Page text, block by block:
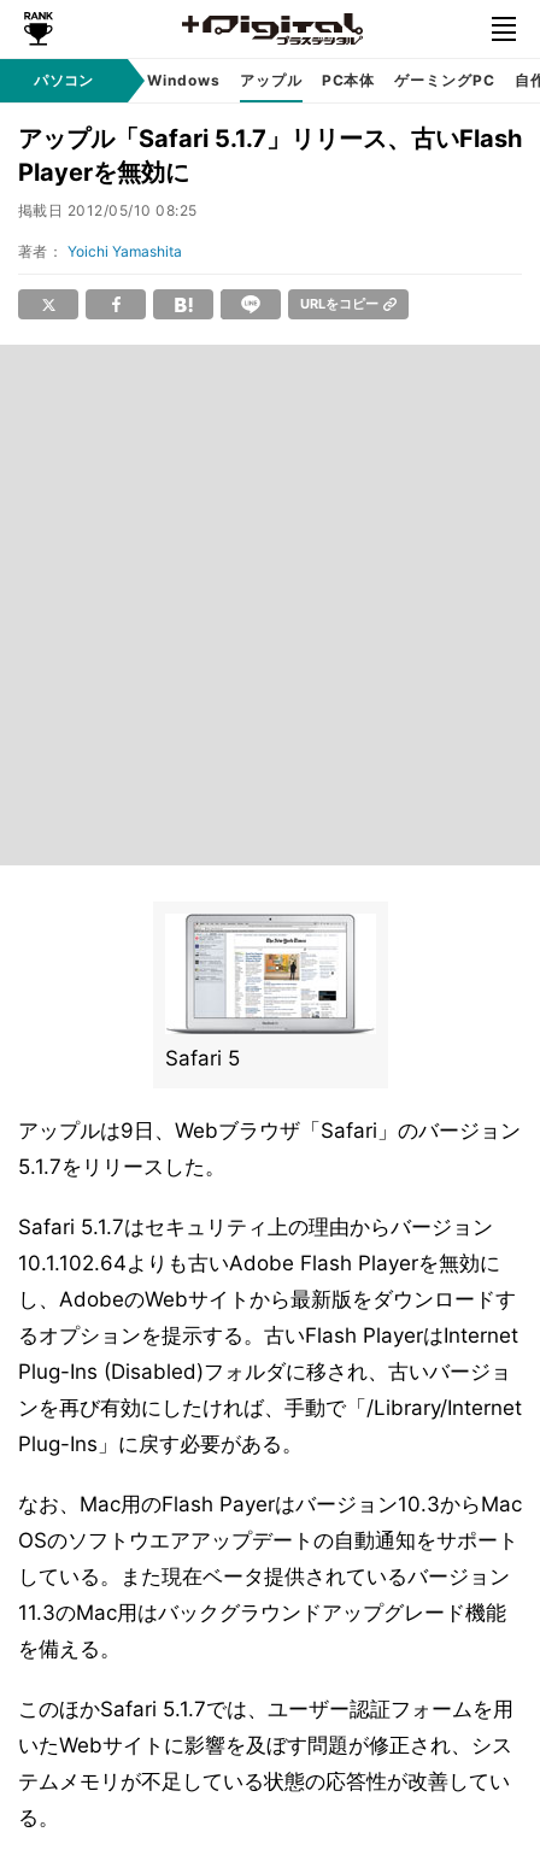
パソコン Windows アップル PC本体 ゲーミングPC 自
アップル「Safari 5.1.7」リリース、古いFlash
Playerを無効に
掲載日 2012/05/10 08:25
著者： Yoichi Yamashita
URLをコピー
Safari 5
アップルは9日、Webブラウザ「Safari」のバージョン
5.1.7をリリースした。
Safari 5.1.7はセキュリティ上の理由からバージョン
10.1.102.64よりも古いAdobe Flash Playerを無効に
し、AdobeのWebサイトから最新版をダウンロードす
るオプションを提示する。古いFlash PlayerはInternet
Plug-Ins (Disabled)フォルダに移され、古いバージョ
ンを再び有効にしたければ、手動で「/Library/Internet
Plug-Ins」に戻す必要がある。
なお、Mac用のFlash Payerはバージョン10.3からMac
OSのソフトウエアアップデートの自動通知をサポート
している。また現在ベータ提供されているバージョン
11.3のMac用はバックグラウンドアップグレード機能
を備える。
このほかSafari 5.1.7では、ユーザー認証フォームを用
いたWebサイトに影響を及ぼす問題が修正され、シス
テムメモリが不足している状態の応答性が改善してい
る。